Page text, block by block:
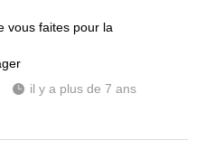
vous faites pour la
il y a plus de 7 ans